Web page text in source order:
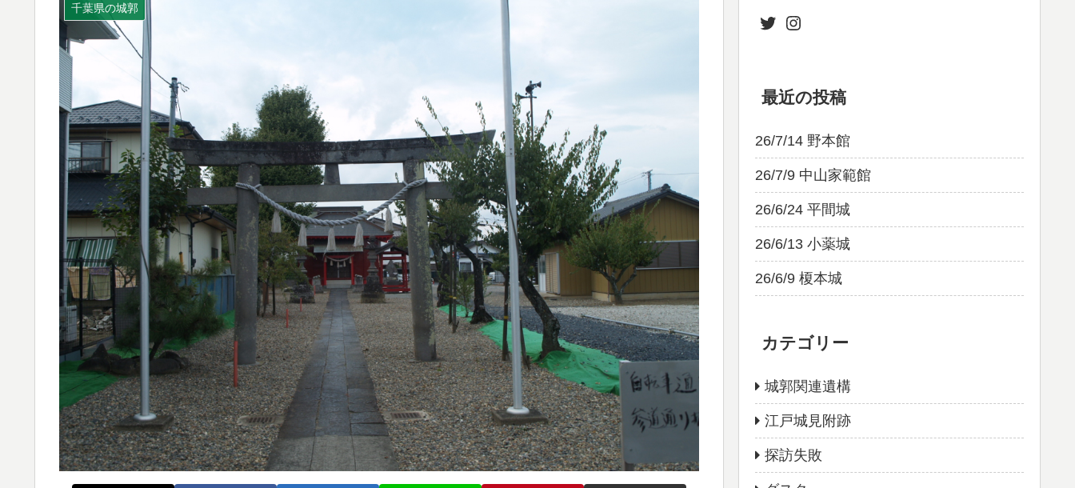
千葉県の城郭 Twitter
最近の投稿
26/7/14 野本館
26/7/9 中山家範館
26/6/24 平間城
26/6/13 小薬城
26/6/9 榎本城
カテゴリー
城郭関連遺構
江戸城見附跡
探訪失敗